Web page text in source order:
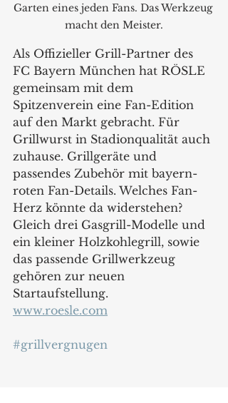
Garten eines jeden Fans. Das Werkzeug
macht den Meister.
Als Offizieller Grill-Partner des
FC Bayern München hat RÖSLE
gemeinsam mit dem
Spitzenverein eine Fan-Edition
auf den Markt gebracht. Für
Grillwurst in Stadionqualität auch
zuhause. Grillgeräte und
passendes Zubehör mit bayern-
roten Fan-Details. Welches Fan-
Herz könnte da widerstehen?
Gleich drei Gasgrill-Modelle und
ein kleiner Holzkohlegrill, sowie
das passende Grillwerkzeug
gehören zur neuen
Startaufstellung.
www.roesle.com
#grillvergnugen